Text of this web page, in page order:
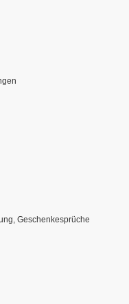
Geschenkesprüche